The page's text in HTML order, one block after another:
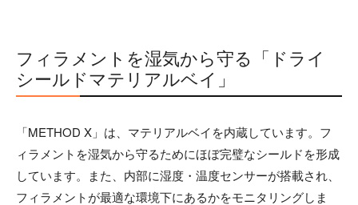
フィラメントを湿気から守る「ドライ
シールドマテリアルベイ」
「METHOD X」は、マテリアルベイを内蔵しています。フ
ィラメントを湿気から守るためにほぼ完璧なシールドを形成
しています。また、内部に湿度・温度センサーが搭載され、
フィラメントが最適な環境下にあるかをモニタリングしま